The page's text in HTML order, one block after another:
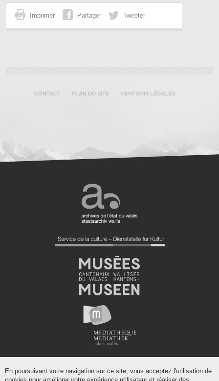
Imprimer Partager Tweeter
CONTACT PLAN DU SITE MENTIONS LÉGALES
En poursuivant votre navigation sur ce site, vous acceptez l'utilisation de